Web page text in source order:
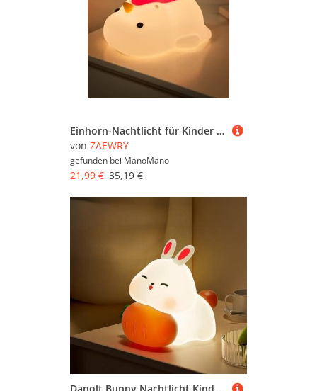
Einhorn-Nachtlicht für Kinder – Weiche Silikonlampe mit Tap-Steuerung, 30-min Timer, Wiederaufladbare LED für Baby- und Kinderzimmer
von ZAEWRY
gefunden bei ManoMano
21,99 € 35,19 €